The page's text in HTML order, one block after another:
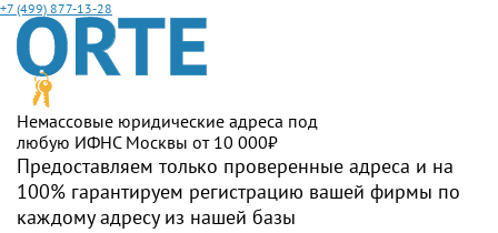
+7 (499) 877-13-28
Немассовые юридические адреса под
любую ИФНС Москвы от 10 000₽
Предоставляем только проверенные адреса и на
100% гарантируем регистрацию вашей фирмы по
каждому адресу из нашей базы